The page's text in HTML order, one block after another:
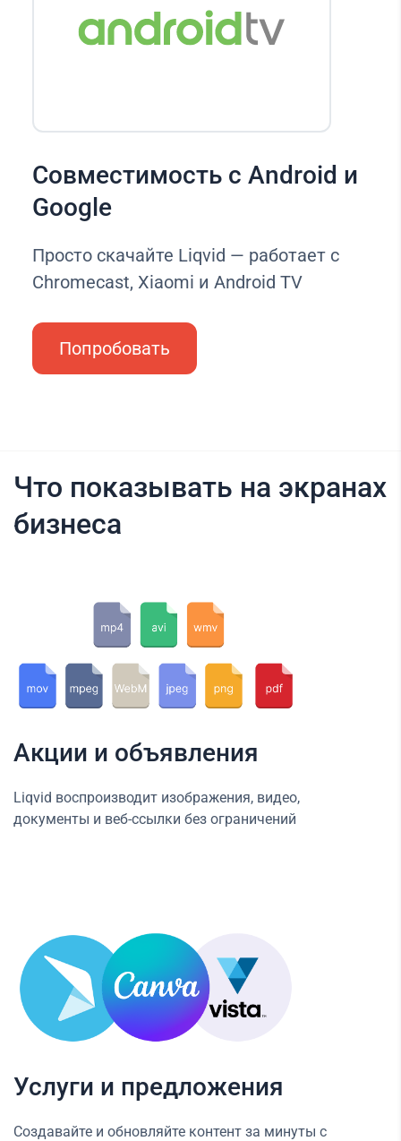
Совместимость с Android и
Google
Просто скачайте Liqvid — работает с
Chromecast, Xiaomi и Android TV
Попробовать
Что показывать на экранах
бизнеса
Акции и объявления
Liqvid воспроизводит изображения, видео,
документы и веб-ссылки без ограничений
Услуги и предложения
Создавайте и обновляйте контент за минуты с